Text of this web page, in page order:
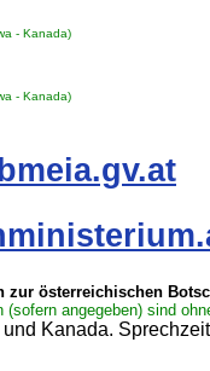
- Kanada)
- Kanada)
zur österreichischen
angegeben) sind
Kanada.